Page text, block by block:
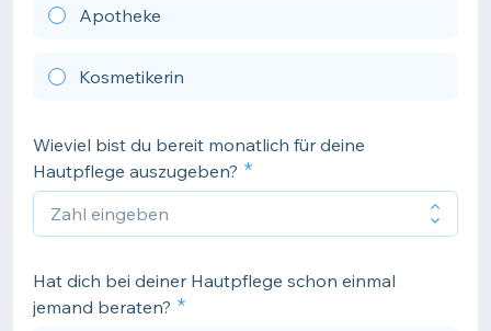
Apotheke
Kosmetikerin
Wieviel bist du bereit monatlich für deine
Hautpflege auszugeben?
Hat dich bei deiner Hautpflege schon einmal
jemand beraten?